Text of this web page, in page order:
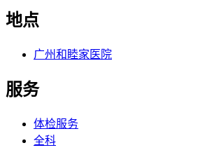
地点
广州和睦家医院
服务
体检服务
全科